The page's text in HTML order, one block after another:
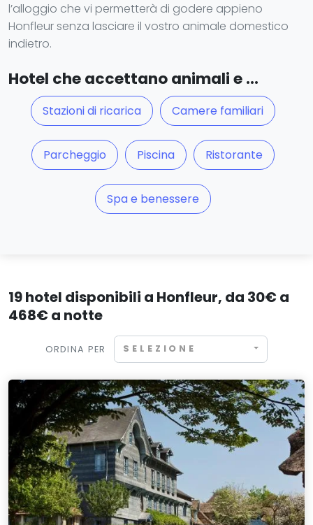
l’alloggio che vi permetterà di godere appieno
Honfleur senza lasciare il vostro animale domestico
indietro.
Hotel che accettano animali e ...
Stazioni di ricarica Camere familiari
Parcheggio Piscina Ristorante
Spa e benessere
19 hotel disponibili a Honfleur, da 30€ a
468€ a notte
ORDINA PER SELEZIONE